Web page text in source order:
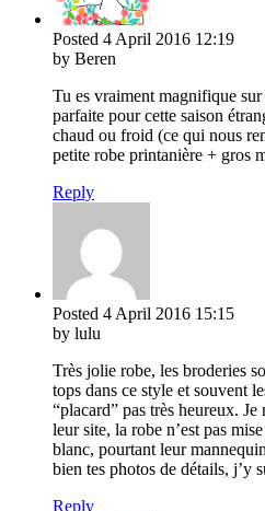
Posted 4 April 2016 12:19
by Beren
Tu es vraiment magnifique
parfaite pour cette saison
chaud ou froid (ce qui nous
petite robe printanière + gros
Reply
Posted 4 April 2016 15:15
by lulu
Très jolie robe, les broderies
tops dans ce style et souvent
“placard” pas très heureux.
leur site, la robe n’est pas
blanc, pourtant leur
bien tes photos de détails, j’y
Reply